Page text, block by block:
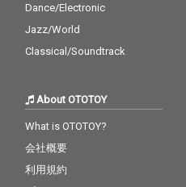
慧（セカイイチ）とい
ったヴォーカリストか
ら、HI-KING TAKASE、
JAB（高槻POSSE）、a
多彩なゲストを迎え、
タケウチカズタケが、
へと繋がる重要な作
品、 これが生誕50周年
Dance/Electronic
Jazz/World
Classical/Soundtrack
About OTOTOY
What is OTOTOY?
会社概要
利用規約